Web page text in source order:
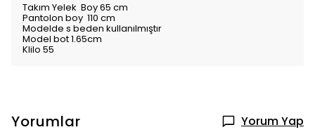
Takım Yelek Boy 65 cm
Pantolon boy 110 cm
Modelde s beden kullanılmıştır
Model bot 1.65cm
Klilo 55
Yorumlar Yorum Yap